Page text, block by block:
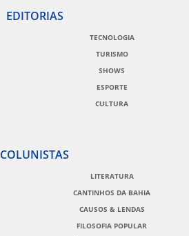
EDITORIAS
TECNOLOGIA
TURISMO
SHOWS
ESPORTE
CULTURA
COLUNISTAS
LITERATURA
CANTINHOS DA BAHIA
CAUSOS & LENDAS
FILOSOFIA POPULAR